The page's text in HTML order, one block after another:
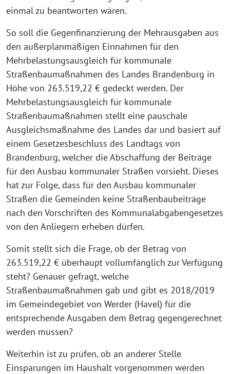
einmal zu beantworten wären.
So soll die Gegenfinanzierung der Mehrausgaben aus
den außerplanmäßigen Einnahmen für den
Mehrbelastungsausgleich für kommunale
Straßenbaumaßnahmen des Landes Brandenburg in
Höhe von 263.519,22 € gedeckt werden. Der
Mehrbelastungsausgleich für kommunale
Straßenbaumaßnahmen stellt eine pauschale
Ausgleichsmaßnahme des Landes dar und basiert auf
einem Gesetzesbeschluss des Landtags von
Brandenburg, welcher die Abschaffung der Beiträge
für den Ausbau kommunaler Straßen vorsieht. Dieses
hat zur Folge, dass für den Ausbau kommunaler
Straßen die Gemeinden keine Straßenbaubeiträge
nach den Vorschriften des Kommunalabgabengesetzes
von den Anliegern erheben dürfen.
Somit stellt sich die Frage, ob der Betrag von
263.519,22 € überhaupt vollumfänglich zur Verfügung
steht? Genauer gefragt, welche
Straßenbaumaßnahmen gab und gibt es 2018/2019
im Gemeindegebiet von Werder (Havel) für die
entsprechende Ausgaben dem Betrag gegengerechnet
werden müssen?
Weiterhin ist zu prüfen, ob an anderer Stelle
Einsparungen im Haushalt vorgenommen werden